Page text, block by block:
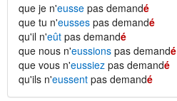
que je n'eusse pas demandé
que tu n'eusses pas demandé
qu'il n'eût pas demandé
que nous n'eussions pas demandé
que vous n'eussiez pas demandé
qu'ils n'eussent pas demandé